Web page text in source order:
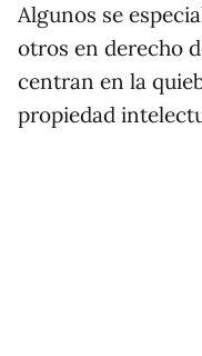
Algunos se
otros en derecho
centran en la
propiedad